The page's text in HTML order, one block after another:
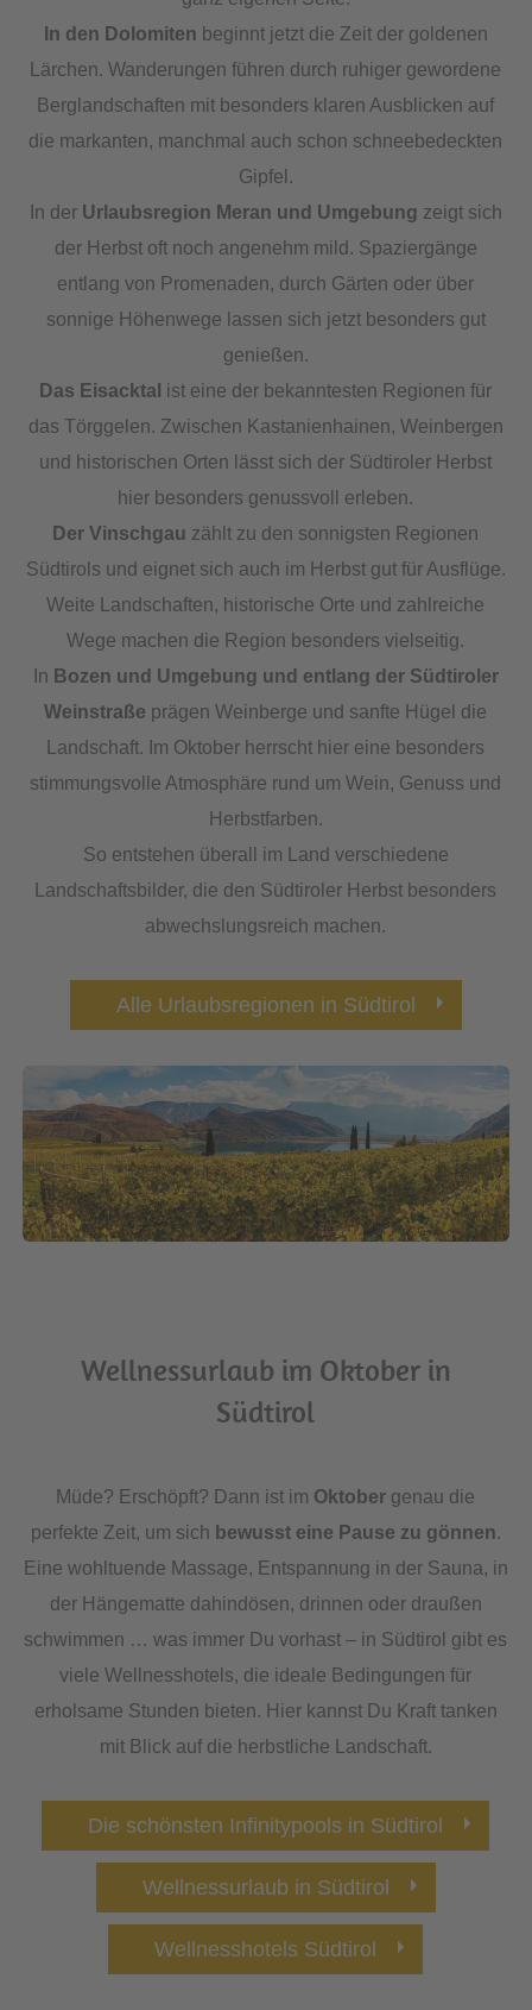
In den Dolomiten beginnt jetzt die Zeit der goldenen
Lärchen. Wanderungen führen durch ruhiger gewordene
Berglandschaften mit besonders klaren Ausblicken auf
die markanten, manchmal auch schon schneebedeckten
Gipfel.
In der Urlaubsregion Meran und Umgebung zeigt sich
der Herbst oft noch angenehm mild. Spaziergänge
entlang von Promenaden, durch Gärten oder über
sonnige Höhenwege lassen sich jetzt besonders gut
genießen.
Das Eisacktal ist eine der bekanntesten Regionen für
das Törggelen. Zwischen Kastanienhainen, Weinbergen
und historischen Orten lässt sich der Südtiroler Herbst
hier besonders genussvoll erleben.
Der Vinschgau zählt zu den sonnigsten Regionen
Südtirols und eignet sich auch im Herbst gut für Ausflüge.
Weite Landschaften, historische Orte und zahlreiche
Wege machen die Region besonders vielseitig.
In Bozen und Umgebung und entlang der Südtiroler
Weinstraße prägen Weinberge und sanfte Hügel die
Landschaft. Im Oktober herrscht hier eine besonders
stimmungsvolle Atmosphäre rund um Wein, Genuss und
Herbstfarben.
So entstehen überall im Land verschiedene
Landschaftsbilder, die den Südtiroler Herbst besonders
abwechslungsreich machen.
Alle Urlaubsregionen in Südtirol
Wellnessurlaub im Oktober in
Südtirol
Müde? Erschöpft? Dann ist im Oktober genau die
perfekte Zeit, um sich bewusst eine Pause zu gönnen.
Eine wohltuende Massage, Entspannung in der Sauna, in
der Hängematte dahindösen, drinnen oder draußen
schwimmen … was immer Du vorhast – in Südtirol gibt es
viele Wellnesshotels, die ideale Bedingungen für
erholsame Stunden bieten. Hier kannst Du Kraft tanken
mit Blick auf die herbstliche Landschaft.
Die schönsten Infinitypools in Südtirol
Wellnessurlaub in Südtirol
Wellnesshotels Südtirol